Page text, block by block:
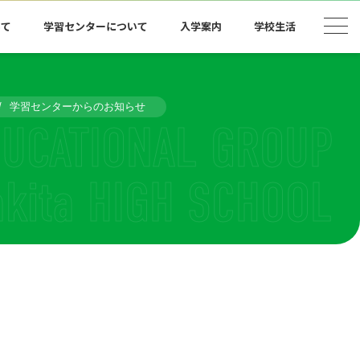
学習センターについて 入学案内 学校生活
学習センターからのお知らせ